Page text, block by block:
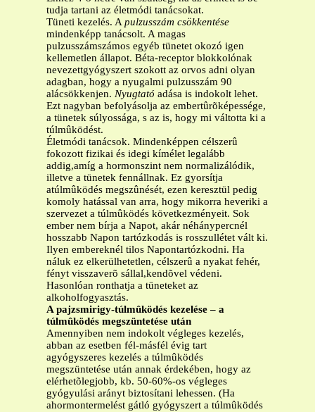
tudja tartani az életmódi tanácsokat.
Tüneti kezelés. Apulzusszám csökkentése
mindenképp tanácsolt. A magas
pulzusszámszámos egyéb tünetet okozó igen
kellemetlen állapot. Béta-receptor blokkolónak
nevezettgyógyszert szokott az orvos adni olyan
adagban, hogy a nyugalmi pulzusszám 90
alácsökkenjen. Nyugtató adása is indokolt lehet.
Ezt nagyban befolyásolja az embertûrõképessége,
a tünetek súlyossága, s az is, hogy mi váltotta ki a
túlmûködést.
Életmódi tanácsok. Mindenképpen célszerû
fokozott fizikai és idegi kímélet legalább
addig,amíg a hormonszint nem normalizálódik,
illetve a tünetek fennállnak. Ez gyorsítja
atúlmûködés megszûnését, ezen keresztül pedig
komoly hatással van arra, hogy mikorra heveriki a
szervezet a túlmûködés következményeit. Sok
ember nem bírja a Napot, akár néhánypercnél
hosszabb Napon tartózkodás is rosszullétet vált ki.
Ilyen embereknél tilos Napontartózkodni. Ha
náluk ez elkerülhetetlen, célszerû a nyakat fehér,
fényt visszaverõ sállal,kendõvel védeni.
Hasonlóan ronthatja a tüneteket az
alkoholfogyasztás.
A pajzsmirigy-túlmûködés kezelése – a
túlmûködés megszüntetése után
Amennyiben nem indokolt végleges kezelés,
abban az esetben fél-másfél évig tart
agyógyszeres kezelés a túlmûködés
megszüntetése után annak érdekében, hogy az
elérhetõlegjobb, kb. 50-60%-os végleges
gyógyulási arányt biztosítani lehessen. (Ha
ahormontermelést gátló gyógyszert a túlmûködés